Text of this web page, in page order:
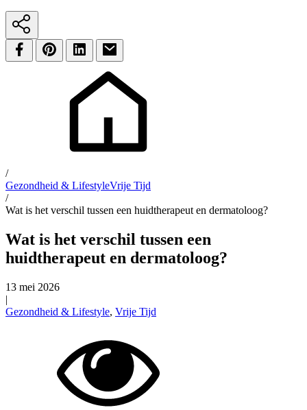
/
Gezondheid & LifestyleVrije Tijd
/
Wat is het verschil tussen een huidtherapeut en dermatoloog?
Wat is het verschil tussen een
huidtherapeut en dermatoloog?
13 mei 2026
|
Gezondheid & Lifestyle, Vrije Tijd